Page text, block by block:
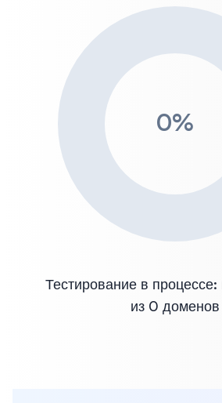
0%
Тестирование в
из 0 доменов